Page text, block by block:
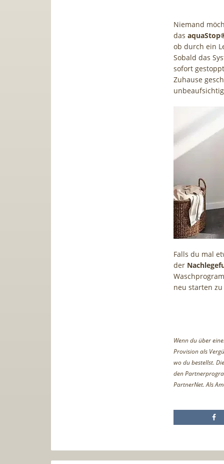
Niemand
das
ob durch ein
Sobald das
sofort
Zuhause
Falls du mal
der
neu starten
Wenn du über
Provision als
wo du bestellst.
den
PartnerNet. Als